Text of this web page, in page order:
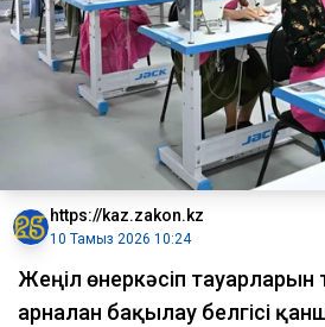
https://kaz.zakon.kz
10 Тамыз 2026 10:24
Жеңіл өнеркәсіп тауарларын
арналған бақылау белгісі